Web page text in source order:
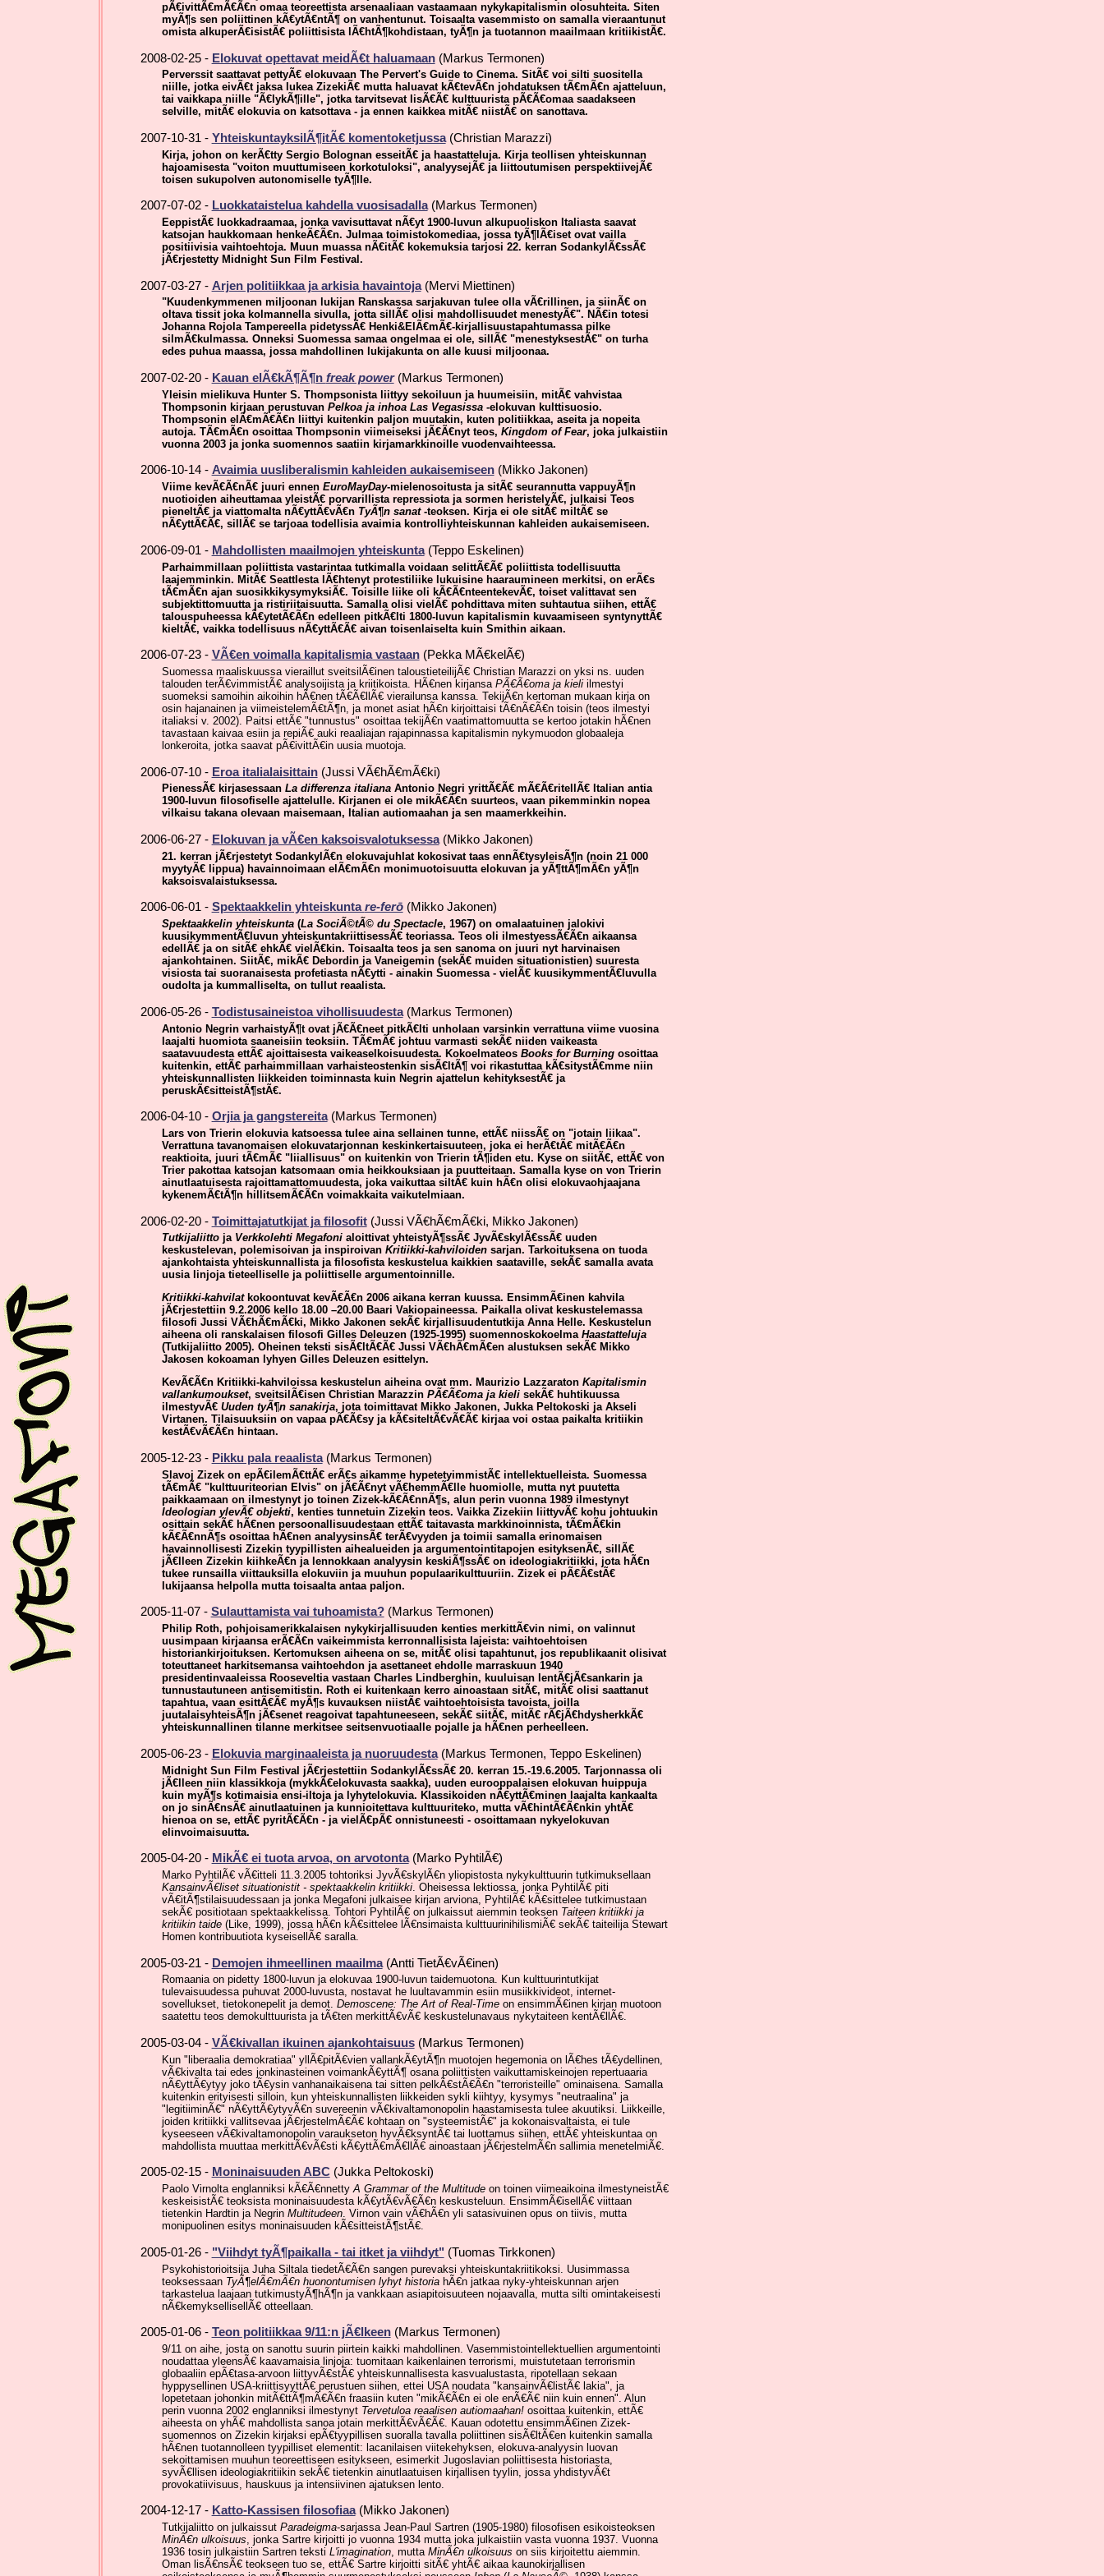
pÃ€ivittÃ€mÃ€Ã€n omaa teoreettista arsenaaliaan vastaamaan nykykapitalismin olosuhteita. Siten
myÃ¶s sen poliittinen kÃ€ytÃ€ntÃ¶ on vanhentunut. Toisaalta vasemmisto on samalla vieraantunut
omista alkuperÃ€isistÃ€ poliittisista lÃ€htÃ¶kohdistaan, tyÃ¶n ja tuotannon maailmaan kritiikistÃ€.
2008-02-25 - Elokuvat opettavat meidÃ€t haluamaan(Markus Termonen)
Perverssit saattavat pettyÃ€ elokuvaan The Pervert's Guide to Cinema. SitÃ€ voi silti suositella
niille, jotka eivÃ€t jaksa lukea ZizekiÃ€ mutta haluavat kÃ€tevÃ€n johdatuksen tÃ€mÃ€n ajatteluun,
tai vaikkapa niille "Ã€lykÃ¶ille", jotka tarvitsevat lisÃ€Ã€ kulttuurista pÃ€Ã€omaa saadakseen
selville, mitÃ€ elokuvia on katsottava - ja ennen kaikkea mitÃ€ niistÃ€ on sanottava.
2007-10-31 - YhteiskuntayksilÃ¶itÃ€ komentoketjussa(Christian Marazzi)
Kirja, johon on kerÃ€tty Sergio Bolognan esseitÃ€ ja haastatteluja. Kirja teollisen yhteiskunnan
hajoamisesta "voiton muuttumiseen korkotuloksi", analyysejÃ€ ja liittoutumisen perspektiivejÃ€
toisen sukupolven autonomiselle tyÃ¶lle.
2007-07-02 - Luokkataistelua kahdella vuosisadalla(Markus Termonen)
EeppistÃ€ luokkadraamaa, jonka vavisuttavat nÃ€yt 1900-luvun alkupuoliskon Italiasta saavat
katsojan haukkomaan henkeÃ€Ã€n. Julmaa toimistokomediaa, jossa tyÃ¶lÃ€iset ovat vailla
positiivisia vaihtoehtoja. Muun muassa nÃ€itÃ€ kokemuksia tarjosi 22. kerran SodankylÃ€ssÃ€
jÃ€rjestetty Midnight Sun Film Festival.
2007-03-27 - Arjen politiikkaa ja arkisia havaintoja(Mervi Miettinen)
"Kuudenkymmenen miljoonan lukijan Ranskassa sarjakuvan tulee olla vÃ€rillinen, ja siinÃ€ on
oltava tissit joka kolmannella sivulla, jotta sillÃ€ olisi mahdollisuudet menestyÃ€". NÃ€in totesi
Johanna Rojola Tampereella pidetyssÃ€ Henki&ElÃ€mÃ€-kirjallisuustapahtumassa pilke
silmÃ€kulmassa. Onneksi Suomessa samaa ongelmaa ei ole, sillÃ€ "menestyksestÃ€" on turha
edes puhua maassa, jossa mahdollinen lukijakunta on alle kuusi miljoonaa.
2007-02-20 - Kauan elÃ€kÃ¶Ã¶n freak power(Markus Termonen)
Yleisin mielikuva Hunter S. Thompsonista liittyy sekoiluun ja huumeisiin, mitÃ€ vahvistaa
Thompsonin kirjaan perustuvan Pelkoa ja inhoa Las Vegasissa-elokuvan kulttisuosio.
Thompsonin elÃ€mÃ€Ã€n liittyi kuitenkin paljon muutakin, kuten politiikkaa, aseita ja nopeita
autoja. TÃ€mÃ€n osoittaa Thompsonin viimeiseksi jÃ€Ã€nyt teos, Kingdom of Fear, joka julkaistiin
vuonna 2003 ja jonka suomennos saatiin kirjamarkkinoille vuodenvaihteessa.
2006-10-14 - Avaimia uusliberalismin kahleiden aukaisemiseen(Mikko Jakonen)
Viime kevÃ€Ã€nÃ€ juuri ennen EuroMayDay-mielenosoitusta ja sitÃ€ seurannutta vappuyÃ¶n
nuotioiden aiheuttamaa yleistÃ€ porvarillista repressiota ja sormen heristelyÃ€, julkaisi Teos
pieneltÃ€ ja viattomalta nÃ€yttÃ€vÃ€n TyÃ¶n sanat-teoksen. Kirja ei ole sitÃ€ miltÃ€ se
nÃ€yttÃ€Ã€, sillÃ€ se tarjoaa todellisia avaimia kontrolliyhteiskunnan kahleiden aukaisemiseen.
2006-09-01 - Mahdollisten maailmojen yhteiskunta(Teppo Eskelinen)
Parhaimmillaan poliittista vastarintaa tutkimalla voidaan selittÃ€Ã€ poliittista todellisuutta
laajemminkin. MitÃ€ Seattlesta lÃ€htenyt protestiliike lukuisine haaraumineen merkitsi, on erÃ€s
tÃ€mÃ€n ajan suosikkikysymyksiÃ€. Toisille liike oli kÃ€Ã€nteentekevÃ€, toiset valittavat sen
subjektittomuutta ja ristiriitaisuutta. Samalla olisi vielÃ€ pohdittava miten suhtautua siihen, ettÃ€
talouspuheessa kÃ€ytetÃ€Ã€n edelleen pitkÃ€lti 1800-luvun kapitalismin kuvaamiseen syntynyttÃ€
kieltÃ€, vaikka todellisuus nÃ€yttÃ€Ã€ aivan toisenlaiselta kuin Smithin aikaan.
2006-07-23 - VÃ€en voimalla kapitalismia vastaan(Pekka MÃ€kelÃ€)
Suomessa maaliskuussa vieraillut sveitsilÃ€inen taloustieteilijÃ€ Christian Marazzi on yksi ns. uuden
talouden terÃ€vimmistÃ€ analysoijista ja kriitikoista. HÃ€nen kirjansa PÃ€Ã€oma ja kieliilmestyi
suomeksi samoihin aikoihin hÃ€nen tÃ€Ã€llÃ€ vierailunsa kanssa. TekijÃ€n kertoman mukaan kirja on
osin hajanainen ja viimeistelemÃ€tÃ¶n, ja monet asiat hÃ€n kirjoittaisi tÃ€nÃ€Ã€n toisin (teos ilmestyi
italiaksi v. 2002). Paitsi ettÃ€ "tunnustus" osoittaa tekijÃ€n vaatimattomuutta se kertoo jotakin hÃ€nen
tavastaan kaivaa esiin ja repiÃ€ auki reaaliajan rajapinnassa kapitalismin nykymuodon globaaleja
lonkeroita, jotka saavat pÃ€ivittÃ€in uusia muotoja.
2006-07-10 - Eroa italialaisittain(Jussi VÃ€hÃ€mÃ€ki)
PienessÃ€ kirjasessaan La differenza italianaAntonio Negri yrittÃ€Ã€ mÃ€Ã€ritellÃ€ Italian antia
1900-luvun filosofiselle ajattelulle. Kirjanen ei ole mikÃ€Ã€n suurteos, vaan pikemminkin nopea
vilkaisu takana olevaan maisemaan, Italian autiomaahan ja sen maamerkkeihin.
2006-06-27 - Elokuvan ja vÃ€en kaksoisvalotuksessa(Mikko Jakonen)
21. kerran jÃ€rjestetyt SodankylÃ€n elokuvajuhlat kokosivat taas ennÃ€tysyleisÃ¶n (noin 21 000
myytyÃ€ lippua) havainnoimaan elÃ€mÃ€n monimuotoisuutta elokuvan ja yÃ¶ttÃ¶mÃ€n yÃ¶n
kaksoisvalaistuksessa.
2006-06-01 - Spektaakkelin yhteiskuntare-ferō(Mikko Jakonen)
Spektaakkelin yhteiskunta(La SociÃ©tÃ© du Spectacle, 1967) on omalaatuinen jalokivi
kuusikymmentÃ€luvun yhteiskuntakriittisessÃ€ teoriassa. Teos oli ilmestyessÃ€Ã€n aikaansa
edellÃ€ ja on sitÃ€ ehkÃ€ vielÃ€kin. Toisaalta teos ja sen sanoma on juuri nyt harvinaisen
ajankohtainen. SiitÃ€, mikÃ€ Debordin ja Vaneigemin (sekÃ€ muiden situationistien) suuresta
visiosta tai suoranaisesta profetiasta nÃ€ytti - ainakin Suomessa - vielÃ€ kuusikymmentÃ€luvulla
oudolta ja kummalliselta, on tullut reaalista.
2006-05-26 - Todistusaineistoa vihollisuudesta(Markus Termonen)
Antonio Negrin varhaistyÃ¶t ovat jÃ€Ã€neet pitkÃ€lti unholaan varsinkin verrattuna viime vuosina
laajalti huomiota saaneisiin teoksiin. TÃ€mÃ€ johtuu varmasti sekÃ€ niiden vaikeasta
saatavuudesta ettÃ€ ajoittaisesta vaikeaselkoisuudesta. Kokoelmateos Books for Burningosoittaa
kuitenkin, ettÃ€ parhaimmillaan varhaisteostenkin sisÃ€ltÃ¶ voi rikastuttaa kÃ€sitystÃ€mme niin
yhteiskunnallisten liikkeiden toiminnasta kuin Negrin ajattelun kehityksestÃ€ ja
peruskÃ€sitteistÃ¶stÃ€.
2006-04-10 - Orjia ja gangstereita(Markus Termonen)
Lars von Trierin elokuvia katsoessa tulee aina sellainen tunne, ettÃ€ niissÃ€ on "jotain liikaa".
Verrattuna tavanomaisen elokuvatarjonnan keskinkertaisuuteen, joka ei herÃ€tÃ€ mitÃ€Ã€n
reaktioita, juuri tÃ€mÃ€ "liiallisuus" on kuitenkin von Trierin tÃ¶iden etu. Kyse on siitÃ€, ettÃ€ von
Trier pakottaa katsojan katsomaan omia heikkouksiaan ja puutteitaan. Samalla kyse on von Trierin
ainutlaatuisesta rajoittamattomuudesta, joka vaikuttaa siltÃ€ kuin hÃ€n olisi elokuvaohjaajana
kykenemÃ€tÃ¶n hillitsemÃ€Ã€n voimakkaita vaikutelmiaan.
2006-02-20 - Toimittajatutkijat ja filosofit(Jussi VÃ€hÃ€mÃ€ki, Mikko Jakonen)
Tutkijaliittoja Verkkolehti Megafonialoittivat yhteistyÃ¶ssÃ€ JyvÃ€skylÃ€ssÃ€ uuden
keskustelevan, polemisoivan ja inspiroivan Kritiikki-kahviloidensarjan. Tarkoituksena on tuoda
ajankohtaista yhteiskunnallista ja filosofista keskustelua kaikkien saataville, sekÃ€ samalla avata
uusia linjoja tieteelliselle ja poliittiselle argumentoinnille.
Kritiikki-kahvilatkokoontuvat kevÃ€Ã€n 2006 aikana kerran kuussa. EnsimmÃ€inen kahvila
jÃ€rjestettiin 9.2.2006 kello 18.00 –20.00 Baari Vakiopaineessa. Paikalla olivat keskustelemassa
filosofi Jussi VÃ€hÃ€mÃ€ki, Mikko Jakonen sekÃ€ kirjallisuudentutkija Anna Helle. Keskustelun
aiheena oli ranskalaisen filosofi Gilles Deleuzen (1925-1995) suomennoskokoelma Haastatteluja
(Tutkijaliitto 2005). Oheinen teksti sisÃ€ltÃ€Ã€ Jussi VÃ€hÃ€mÃ€en alustuksen sekÃ€ Mikko
Jakosen kokoaman lyhyen Gilles Deleuzen esittelyn.
KevÃ€Ã€n Kritiikki-kahviloissa keskustelun aiheina ovat mm. Maurizio Lazzaraton Kapitalismin
vallankumoukset, sveitsilÃ€isen Christian Marazzin PÃ€Ã€oma ja kielisekÃ€ huhtikuussa
ilmestyvÃ€ Uuden tyÃ¶n sanakirja, jota toimittavat Mikko Jakonen, Jukka Peltokoski ja Akseli
Virtanen. Tilaisuuksiin on vapaa pÃ€Ã€sy ja kÃ€siteltÃ€vÃ€Ã€ kirjaa voi ostaa paikalta kritiikin
kestÃ€vÃ€Ã€n hintaan.
2005-12-23 - Pikku pala reaalista(Markus Termonen)
Slavoj Zizek on epÃ€ilemÃ€ttÃ€ erÃ€s aikamme hypetetyimmistÃ€ intellektuelleista. Suomessa
tÃ€mÃ€ "kulttuuriteorian Elvis" on jÃ€Ã€nyt vÃ€hemmÃ€lle huomiolle, mutta nyt puutetta
paikkaamaan on ilmestynyt jo toinen Zizek-kÃ€Ã€nnÃ¶s, alun perin vuonna 1989 ilmestynyt
Ideologian ylevÃ€ objekti, kenties tunnetuin Zizekin teos. Vaikka Zizekiin liittyvÃ€ kohu johtuukin
osittain sekÃ€ hÃ€nen persoonallisuudestaan ettÃ€ taitavasta markkinoinnista, tÃ€mÃ€kin
kÃ€Ã€nnÃ¶s osoittaa hÃ€nen analyysinsÃ€ terÃ€vyyden ja toimii samalla erinomaisen
havainnollisesti Zizekin tyypillisten aihealueiden ja argumentointitapojen esityksenÃ€, sillÃ€
jÃ€lleen Zizekin kiihkeÃ€n ja lennokkaan analyysin keskiÃ¶ssÃ€ on ideologiakritiikki, jota hÃ€n
tukee runsailla viittauksilla elokuviin ja muuhun populaarikulttuuriin. Zizek ei pÃ€Ã€stÃ€
lukijaansa helpolla mutta toisaalta antaa paljon.
2005-11-07 - Sulauttamista vai tuhoamista?(Markus Termonen)
Philip Roth, pohjoisamerikkalaisen nykykirjallisuuden kenties merkittÃ€vin nimi, on valinnut
uusimpaan kirjaansa erÃ€Ã€n vaikeimmista kerronnallisista lajeista: vaihtoehtoisen
historiankirjoituksen. Kertomuksen aiheena on se, mitÃ€ olisi tapahtunut, jos republikaanit olisivat
toteuttaneet harkitsemansa vaihtoehdon ja asettaneet ehdolle marraskuun 1940
presidentinvaaleissa Rooseveltia vastaan Charles Lindberghin, kuuluisan lentÃ€jÃ€sankarin ja
tunnustautuneen antisemitistin. Roth ei kuitenkaan kerro ainoastaan sitÃ€, mitÃ€ olisi saattanut
tapahtua, vaan esittÃ€Ã€ myÃ¶s kuvauksen niistÃ€ vaihtoehtoisista tavoista, joilla
juutalaisyhteisÃ¶n jÃ€senet reagoivat tapahtuneeseen, sekÃ€ siitÃ€, mitÃ€ rÃ€jÃ€hdysherkkÃ€
yhteiskunnallinen tilanne merkitsee seitsenvuotiaalle pojalle ja hÃ€nen perheelleen.
2005-06-23 - Elokuvia marginaaleista ja nuoruudesta(Markus Termonen, Teppo Eskelinen)
Midnight Sun Film Festival jÃ€rjestettiin SodankylÃ€ssÃ€ 20. kerran 15.-19.6.2005. Tarjonnassa oli
jÃ€lleen niin klassikkoja (mykkÃ€elokuvasta saakka), uuden eurooppalaisen elokuvan huippuja
kuin myÃ¶s kotimaisia ensi-iltoja ja lyhytelokuvia. Klassikoiden nÃ€yttÃ€minen laajalta kankaalta
on jo sinÃ€nsÃ€ ainutlaatuinen ja kunnioitettava kulttuuriteko, mutta vÃ€hintÃ€Ã€nkin yhtÃ€
hienoa on se, ettÃ€ pyritÃ€Ã€n - ja vielÃ€pÃ€ onnistuneesti - osoittamaan nykyelokuvan
elinvoimaisuutta.
2005-04-20 - MikÃ€ ei tuota arvoa, on arvotonta(Marko PyhtilÃ€)
Marko PyhtilÃ€ vÃ€itteli 11.3.2005 tohtoriksi JyvÃ€skylÃ€n yliopistosta nykykulttuurin tutkimuksellaan
KansainvÃ€liset situationistit - spektaakkelin kritiikki. Oheisessa lektiossa, jonka PyhtilÃ€ piti
vÃ€itÃ¶stilaisuudessaan ja jonka Megafoni julkaisee kirjan arviona, PyhtilÃ€ kÃ€sittelee tutkimustaan
sekÃ€ positiotaan spektaakkelissa. Tohtori PyhtilÃ€ on julkaissut aiemmin teoksen Taiteen kritiikki ja
kritiikin taide(Like, 1999), jossa hÃ€n kÃ€sittelee lÃ€nsimaista kulttuurinihilismiÃ€ sekÃ€ taiteilija Stewart
Homen kontribuutiota kyseisellÃ€ saralla.
2005-03-21 - Demojen ihmeellinen maailma(Antti TietÃ€vÃ€inen)
Romaania on pidetty 1800-luvun ja elokuvaa 1900-luvun taidemuotona. Kun kulttuurintutkijat
tulevaisuudessa puhuvat 2000-luvusta, nostavat he luultavammin esiin musiikkivideot, internet-
sovellukset, tietokonepelit ja demot. Demoscene: The Art of Real-Timeon ensimmÃ€inen kirjan muotoon
saatettu teos demokulttuurista ja tÃ€ten merkittÃ€vÃ€ keskustelunavaus nykytaiteen kentÃ€llÃ€.
2005-03-04 - VÃ€kivallan ikuinen ajankohtaisuus(Markus Termonen)
Kun "liberaalia demokratiaa" yllÃ€pitÃ€vien vallankÃ€ytÃ¶n muotojen hegemonia on lÃ€hes tÃ€ydellinen,
vÃ€kivalta tai edes jonkinasteinen voimankÃ€yttÃ¶ osana poliittisten vaikuttamiskeinojen repertuaaria
nÃ€yttÃ€ytyy joko tÃ€ysin vanhanaikaisena tai sitten pelkÃ€stÃ€Ã€n "terroristeille" ominaisena. Samalla
kuitenkin erityisesti silloin, kun yhteiskunnallisten liikkeiden sykli kiihtyy, kysymys "neutraalina" ja
"legitiiminÃ€" nÃ€yttÃ€ytyvÃ€n suvereenin vÃ€kivaltamonopolin haastamisesta tulee akuutiksi. Liikkeille,
joiden kritiikki vallitsevaa jÃ€rjestelmÃ€Ã€ kohtaan on "systeemistÃ€" ja kokonaisvaltaista, ei tule
kyseeseen vÃ€kivaltamonopolin varaukseton hyvÃ€ksyntÃ€ tai luottamus siihen, ettÃ€ yhteiskuntaa on
mahdollista muuttaa merkittÃ€vÃ€sti kÃ€yttÃ€mÃ€llÃ€ ainoastaan jÃ€rjestelmÃ€n sallimia menetelmiÃ€.
2005-02-15 - Moninaisuuden ABC(Jukka Peltokoski)
Paolo Virnolta englanniksi kÃ€Ã€nnettyA Grammar of the Multitudeon toinen viimeaikoina ilmestyneistÃ€
keskeisistÃ€ teoksista moninaisuudesta kÃ€ytÃ€vÃ€Ã€n keskusteluun. EnsimmÃ€isellÃ€ viittaan
tietenkin Hardtin ja Negrin Multitudeen. Virnon vain vÃ€hÃ€n yli satasivuinen opus on tiivis, mutta
monipuolinen esitys moninaisuuden kÃ€sitteistÃ¶stÃ€.
2005-01-26 - "Viihdyt tyÃ¶paikalla - tai itket ja viihdyt" (Tuomas Tirkkonen)
Psykohistorioitsija Juha Siltala tiedetÃ€Ã€n sangen purevaksi yhteiskuntakriitikoksi. Uusimmassa
teoksessaan TyÃ¶elÃ€mÃ€n huonontumisen lyhyt historiahÃ€n jatkaa nyky-yhteiskunnan arjen
tarkastelua laajaan tutkimustyÃ¶hÃ¶n ja vankkaan asiapitoisuuteen nojaavalla, mutta silti omintakeisesti
nÃ€kemyksellisellÃ€ otteellaan.
2005-01-06 - Teon politiikkaa 9/11:n jÃ€lkeen(Markus Termonen)
9/11 on aihe, josta on sanottu suurin piirtein kaikki mahdollinen. Vasemmistointellektuellien argumentointi
noudattaa yleensÃ€ kaavamaisia linjoja: tuomitaan kaikenlainen terrorismi, muistutetaan terrorismin
globaaliin epÃ€tasa-arvoon liittyvÃ€stÃ€ yhteiskunnallisesta kasvualustasta, ripotellaan sekaan
hyppysellinen USA-kriittisyyttÃ€ perustuen siihen, ettei USA noudata "kansainvÃ€listÃ€ lakia", ja
lopetetaan johonkin mitÃ€ttÃ¶mÃ€Ã€n fraasiin kuten "mikÃ€Ã€n ei ole enÃ€Ã€ niin kuin ennen". Alun
perin vuonna 2002 englanniksi ilmestynyt Tervetuloa reaalisen autiomaahan!osoittaa kuitenkin, ettÃ€
aiheesta on yhÃ€ mahdollista sanoa jotain merkittÃ€vÃ€Ã€. Kauan odotettu ensimmÃ€inen Zizek-
suomennos on Zizekin kirjaksi epÃ€tyypillisen suoralla tavalla poliittinen sisÃ€ltÃ€en kuitenkin samalla
hÃ€nen tuotannolleen tyypilliset elementit: lacanilaisen viitekehyksen, elokuva-analyysin luovan
sekoittamisen muuhun teoreettiseen esitykseen, esimerkit Jugoslavian poliittisesta historiasta,
syvÃ€llisen ideologiakritiikin sekÃ€ tietenkin ainutlaatuisen kirjallisen tyylin, jossa yhdistyvÃ€t
provokatiivisuus, hauskuus ja intensiivinen ajatuksen lento.
2004-12-17 - Katto-Kassisen filosofiaa(Mikko Jakonen)
Tutkijaliitto on julkaissut Paradeigma-sarjassa Jean-Paul Sartren (1905-1980) filosofisen esikoisteoksen
MinÃ€n ulkoisuus, jonka Sartre kirjoitti jo vuonna 1934 mutta joka julkaistiin vasta vuonna 1937. Vuonna
1936 tosin julkaistiin Sartren teksti L'imagination, mutta MinÃ€n ulkoisuus on siis kirjoitettu aiemmin.
Oman lisÃ€nsÃ€ teokseen tuo se, ettÃ€ Sartre kirjoitti sitÃ€ yhtÃ€ aikaa kaunokirjallisen